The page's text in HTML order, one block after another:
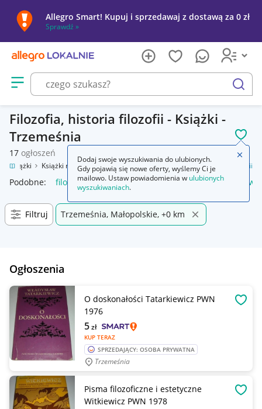
Allegro Smart! Kupuj i sprzedawaj z dostawą za 0 zł
Sprawdź »
Otwórz menu z kategoriami
szukaj
Filozofia, historia filozofii - Książki -
Trzemeśnia
17 ogłoszeń
Książki Książki naukowe i popularnonaukowe Filozofia, historia filozofii
Podobne: filozofia historia filozofii historia filozofii
Filtruj Trzemeśnia, Małopolskie, +0 km
Ogłoszenia
O doskonałości Tatarkiewicz PWN
1976
KUP TERAZ
5zł
SPRZEDAJĄCY: OSOBA PRYWATNA
Trzemeśnia
Pisma filozoficzne i estetyczne
Witkiewicz PWN 1978
Dodaj swoje wyszukiwania do ulubionych.
Gdy pojawią się nowe oferty, wyślemy Ci je
mailowo. Ustaw powiadomienia w ulubionych
wyszukiwaniach.